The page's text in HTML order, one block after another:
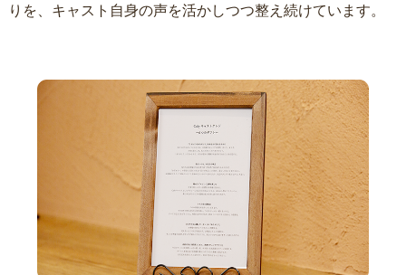
りを、キャスト自身の声を活かしつつ整え続けています。